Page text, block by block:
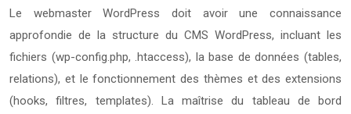
Le webmaster WordPress doit avoir une connaissance
approfondie de la structure du CMS WordPress, incluant les
fichiers (wp-config.php, .htaccess), la base de données (tables,
relations), et le fonctionnement des thèmes et des extensions
(hooks, filtres, templates). La maîtrise du tableau de bord